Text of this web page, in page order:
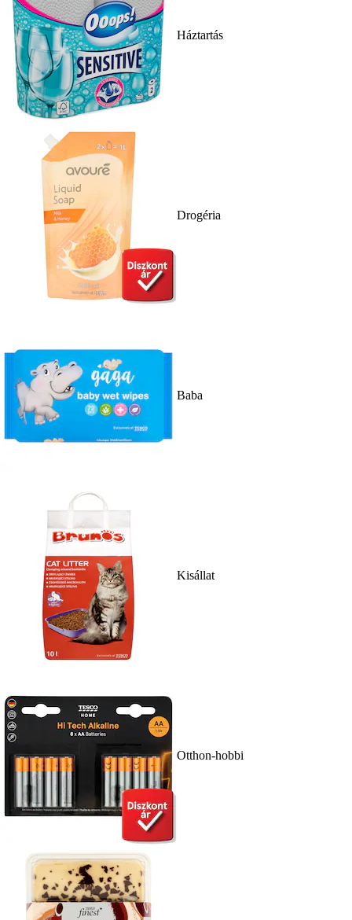
Háztartás
Drogéria
Baba
Kisállat
Otthon-hobbi